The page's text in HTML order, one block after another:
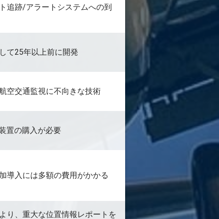
追跡/アラートシステムへの到
て25年以上前に開発
空交通監視に不向きな技術
置の購入が必要
導入には多額の費用がかかる
り、重大な位置情報レポートを